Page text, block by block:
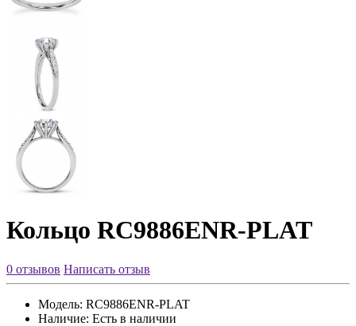
Кольцо RC9886ENR-PLAT
0 отзывов Написать отзыв
Модель: RC9886ENR-PLAT
Наличие: Есть в наличии